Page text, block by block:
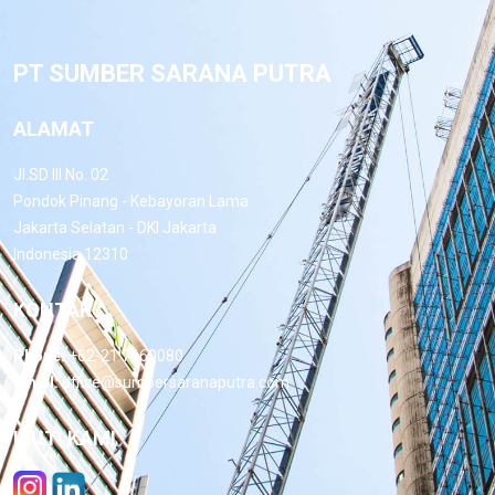
PT SUMBER SARANA PUTRA
ALAMAT
Jl.SD III No. 02
Pondok Pinang - Kebayoran Lama
Jakarta Selatan - DKI Jakarta
Indonesia 12310
KONTAK
Phone: +62-21 7660080
Email:office@sumbersaranaputra.com
IKUTI KAMI